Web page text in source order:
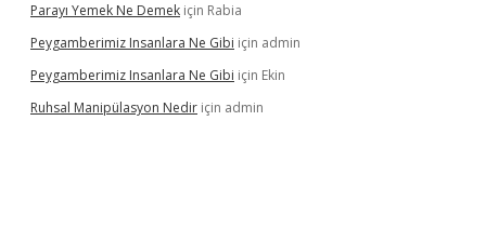
Parayı Yemek Ne Demek için Rabia
Peygamberimiz Insanlara Ne Gibi için admin
Peygamberimiz Insanlara Ne Gibi için Ekin
Ruhsal Manipülasyon Nedir için admin